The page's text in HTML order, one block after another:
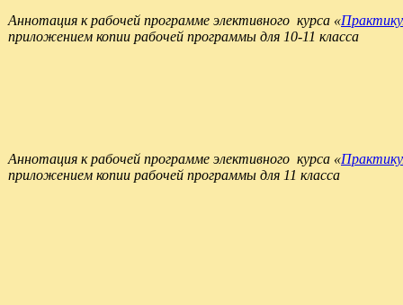
Аннотация к рабочей программе элективного курса «
приложением копии рабочей программы для 10-11 класса
Аннотация к рабочей программе элективного курса «
приложением копии рабочей программы для 11 класса